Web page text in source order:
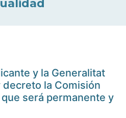
y la Generalitat
la Comisión
será permanente y